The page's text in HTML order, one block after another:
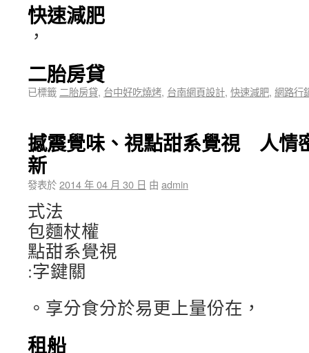
快速減肥
，
二胎房貸
已標籤 二胎房貸, 台中好吃燒烤, 台南網頁設計, 快速減肥, 網路行
撼震覺味、視點甜系覺視 人情
新
發表於2014 年 04 月 30 日 由 admin
式法
包麵杖權
點甜系覺視
:字鍵關
。享分食分於易更上量份在，
租船